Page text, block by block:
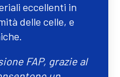
eccellenti in
delle celle, e
FAP, grazie al